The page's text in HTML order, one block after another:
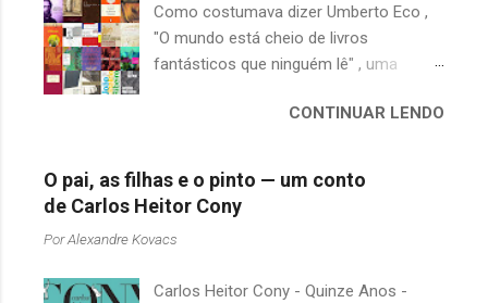
Como costumava dizer Umberto Eco ,
"O mundo está cheio de livros
fantásticos que ninguém lê" , uma
quando falamos de clássicos da
escritores brasileiros, somos forçados
a uma avaliação burocrática na escola e
acabamos adquirindo uma certa
antipatia a determinado livro ou autor
justamente o contrário. É surpreendente
CONTINUAR LENDO
O pai, as filhas e o pinto — um conto
de Carlos Heitor Cony
PorAlexandre Kovacs
Carlos Heitor Cony - Quinze Anos -